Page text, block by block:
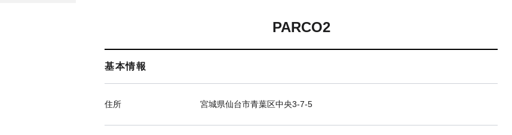
PARCO2
基本情報
住所 宮城県仙台市青葉区中央3-7-5